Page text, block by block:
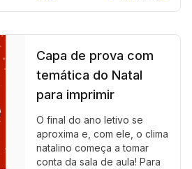
Capa de prova com
temática do Natal
para imprimir
O final do ano letivo se
aproxima e, com ele, o clima
natalino começa a tomar
conta da sala de aula! Para